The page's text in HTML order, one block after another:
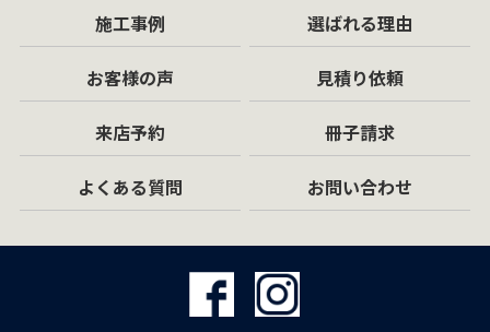
施工事例 選ばれる理由
お客様の声 見積り依頼
来店予約 冊子請求
よくある質問 お問い合わせ